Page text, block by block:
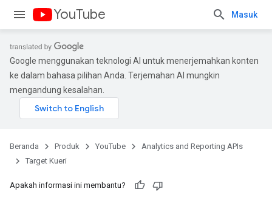
YouTube Masuk
Google menggunakan teknologi AI untuk menerjemahkan konten
ke dalam bahasa pilihan Anda. Terjemahan AI mungkin
mengandung kesalahan.
Beranda Produk YouTube
Analytics and Reporting APIs
Target Kueri
Apakah informasi ini membantu?